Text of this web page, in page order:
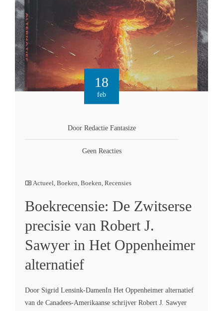
18
feb
Door Redactie Fantasize
Geen Reacties
Actueel, Boeken, Boeken, Recensies
Boekrecensie: De Zwitserse
precisie van Robert J.
Sawyer in Het Oppenheimer
alternatief
Door Sigrid Lensink-DamenIn Het Oppenheimer alternatief
van de Canadees-Amerikaanse schrijver Robert J. Sawyer